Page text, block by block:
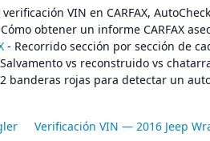
VIN en CARFAX,
obtener un informe CARFAX
- Recorrido sección por sección de
vs reconstruido vs
banderas rojas para detectar un
Verificación VIN — 2016 Jeep